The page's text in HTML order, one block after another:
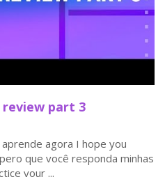
review part 3
agora I hope you
que você responda minhas
your ...